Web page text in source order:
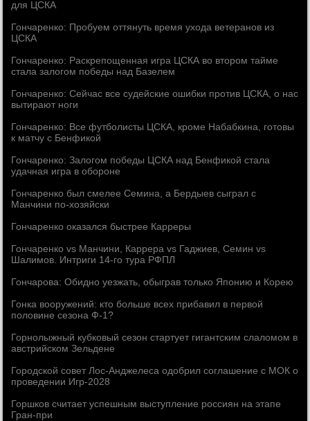
для ЦСКА
Гончаренко: Пробуем оттянуть время ухода ветеранов из
ЦСКА
Гончаренко: Раскрепощенная игра ЦСКА во втором тайме
стала залогом победы над Базелем
Гончаренко: Сейчас все судейские ошибки против ЦСКА, о нас
вытирают ноги
Гончаренко: Все футболисты ЦСКА, кроме Набабкина, готовы
к матчу с Бенфикой
Гончаренко: Залогом победы ЦСКА над Бенфикой стала
удачная игра в обороне
Гончаренко был смелее Семина, а Бердыев сыграл с
Манчини по-хозяйски
Гончаренко оказался быстрее Карреры
Гончаренко vs Манчини, Каррера vs Гаджиев, Семин vs
Шалимов. Интриги 14-го тура РФПЛ
Гончарова: Обидно уезжать, обыграв только Японию и Корею
Гонка вооружений: кто больше всех прибавил в первой
половине сезона Ф-1?
Горнолыжный кубковый сезон стартует гигантским слаломом в
австрийском Зельдене
Городской совет Лос-Анджелеса одобрил соглашение с МОК о
проведении Игр-2028
Горшков считает успешным выступление россиян на этапе
Гран-при